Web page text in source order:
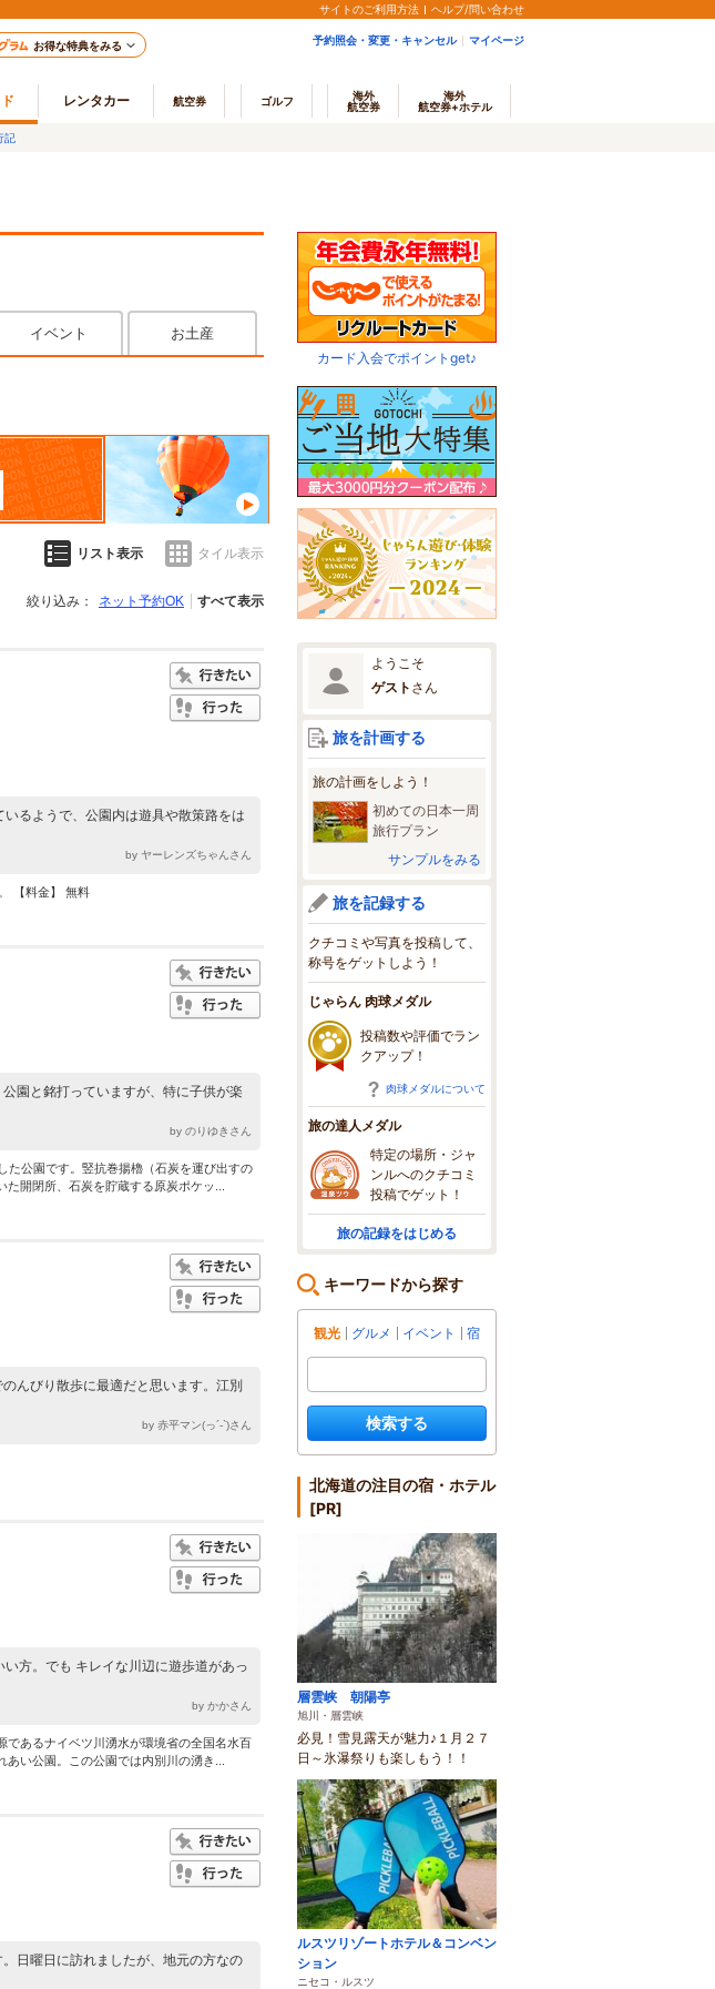
サイトのご利用方法 ヘルプ/問い合わせ
お得な特典をみる 予約照会・変更・キャンセル マイページ
レンタカー 航空券 ゴルフ
海外
航空券
海外
航空券+ホテル
記
イベント お土産
リスト表示 タイル表示
絞り込み： ネット予約OK すべて表示
るようで、公園内は遊具や散策路をは
by ヤーレンズちゃんさん
【料金】 無料
園と銘打っていますが、特に子供が楽
by のりゆきさん
た公園です。竪抗巻揚櫓（石炭を運び出すの
開閉所、石炭を貯蔵する原炭ポケッ...
んびり散歩に最適だと思います。江別
by 赤平マン(っ´-`)さん
方。でも キレイな川辺に遊歩道があっ
by かかさん
であるナイベツ川湧水が環境省の全国名水百
い公園。この公園では内別川の湧き...
日曜日に訪れましたが、地元の方なの
カード入会でポイントget♪
ようこそ
ゲスト さん
旅を計画する
旅の計画をしよう！
初めての日本一周
旅行プラン
サンプルをみる
旅を記録する
クチコミや写真を投稿して、
称号をゲットしよう！
じゃらん 肉球メダル
投稿数や評価でラン
クアップ！
肉球メダルについて
旅の達人メダル
特定の場所・ジャ
ンルへのクチコミ
投稿でゲット！
旅の記録をはじめる
キーワードから探す
観光 グルメ イベント 宿
検索する
北海道の注目の宿・ホテル
[PR]
層雲峡 朝陽亭
旭川・層雲峡
必見！雪見露天が魅力♪１月２７
日～氷瀑祭りも楽しもう！！
ルスツリゾートホテル＆コンベン
ション
ニセコ・ルスツ